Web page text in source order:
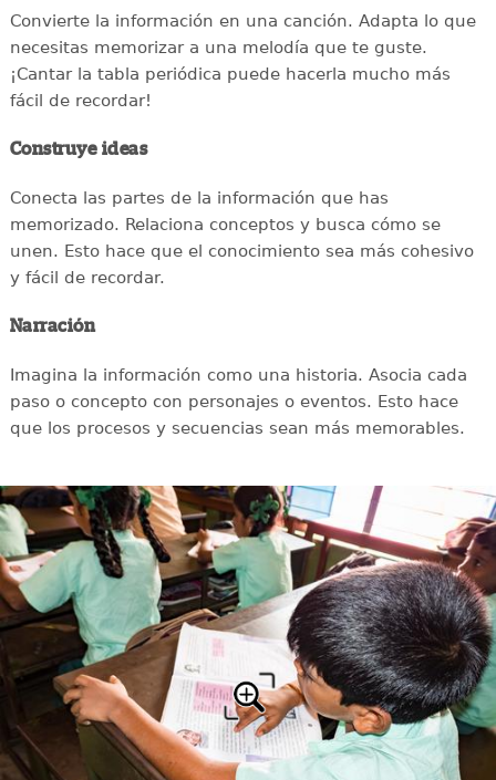
Convierte la información en una canción. Adapta lo que
necesitas memorizar a una melodía que te guste.
¡Cantar la tabla periódica puede hacerla mucho más
fácil de recordar!
Construye ideas
Conecta las partes de la información que has
memorizado. Relaciona conceptos y busca cómo se
unen. Esto hace que el conocimiento sea más cohesivo
y fácil de recordar.
Narración
Imagina la información como una historia. Asocia cada
paso o concepto con personajes o eventos. Esto hace
que los procesos y secuencias sean más memorables.